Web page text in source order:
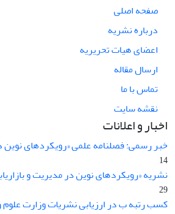
صفحه اصلی
درباره نشریه
اعضای هیات تحریریه
ارسال مقاله
تماس با ما
نقشه سایت
اخبار و اعلانات
خبر رسمی: فصلنامه علمی «رویکردهای
14
نشریه «رویکردهای نوین در مدیریت و
29
کسب رتبه ب در ارزیابی نشریات وزارت علوم